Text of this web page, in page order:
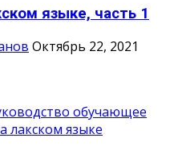
языке, часть 1
Октябрь 22, 2021